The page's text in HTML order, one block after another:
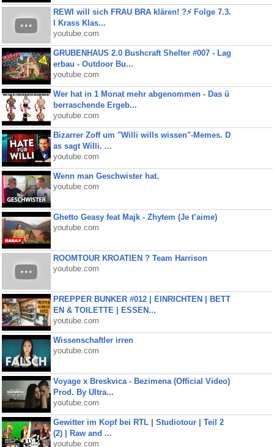
REWI will sich FRAU BRA klären! ?⚡️ Folge 7.3.
I Krass Klas...
youtube.com
GRUBENHAUS 2.0 Bushcraft Shelter #007 - Lag
erbau - Outdoor Bu...
youtube.com
Wer hat in 1 Monat mehr abgenommen - Das ü
berraschende Ergeb...
youtube.com
Bizarrer Zoff um "Willi wills wissen"-Memes. D
as sagt Willi. ...
youtube.com
Wenn man Geschwister hat.
youtube.com
Ghetto Geasy feat Majk - Zhytem (Je t’aime)
youtube.com
ROOMTOUR KROATIEN ? Team Harrison
youtube.com
PREPPER BUNKER #012 | EINRICHTEN | BETT
EN & TOILETTE | ESSEN...
youtube.com
Wissenschaftler irren
youtube.com
Voyage x Breskvica - Bezimena (Official Video)
Prod. By Ultra...
youtube.com
Gewitter im Kopf bei RTL | Studiotour | Teil 2
(2) | Raw and ...
youtube.com